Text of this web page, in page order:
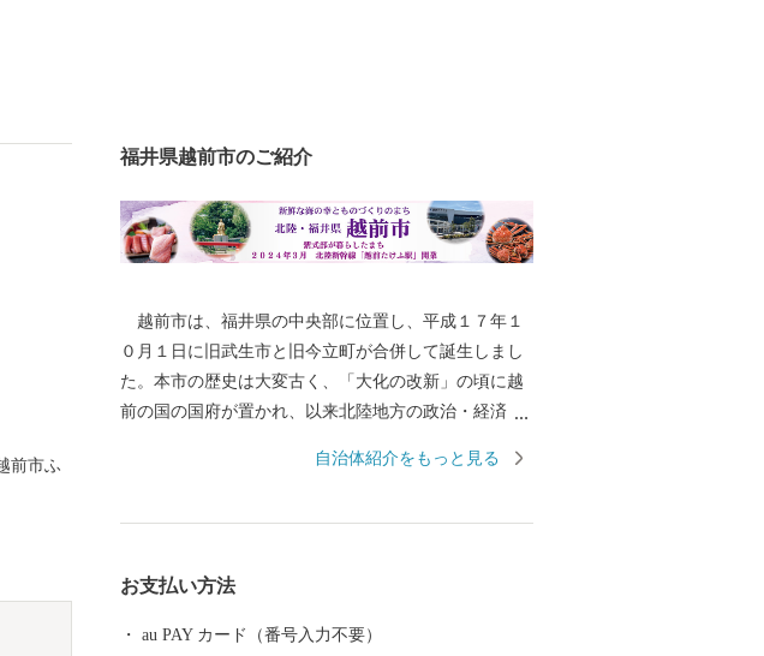
前市ふ
福井県越前市のご紹介
越前市は、福井県の中央部に位置し、平成１７年１
０月１日に旧武生市と旧今立町が合併して誕生しまし
た。本市の歴史は大変古く、「大化の改新」の頃に越
前の国の国府が置かれ、以来北陸地方の政治・経済・
氏物語」の作者である紫式部が生涯でただ一度、京の
術産業に至るまで幅広い産業が集積し、製造品出荷額
自治体紹介をもっと見る
お支払い方法
au PAY カード（番号入力不要）